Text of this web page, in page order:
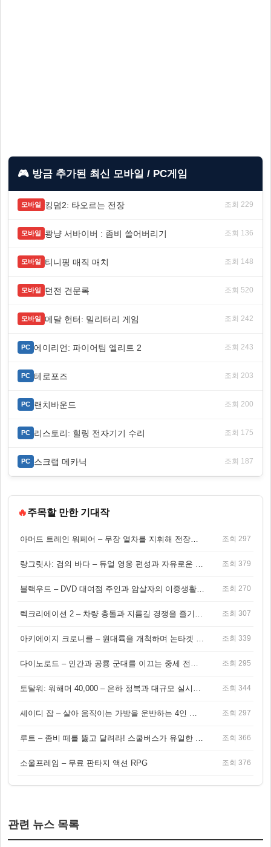
🎮 방금 추가된 최신 모바일 / PC게임
모바일 킹덤2: 타오르는 전장 조회 229
모바일 쾅냥 서바이버 : 좀비 쓸어버리기 조회 136
모바일 티니핑 매직 매치 조회 148
모바일 던전 견문록 조회 520
모바일 메달 헌터: 밀리터리 게임 조회 242
PC 에이리언: 파이어팀 엘리트 2 조회 243
PC 테로포즈 조회 203
PC 랜치바운드 조회 200
PC 리스토리: 힐링 전자기기 수리 조회 175
PC 스크랩 메카닉 조회 187
🔥주목할 만한 기대작
조회 297
조회 379
조회 270
조회 307
조회 339
조회 295
조회 344
조회 297
조회 366
소울프레임 – 무료 판타지 액션 RPG 조회 376
관련 뉴스 목록